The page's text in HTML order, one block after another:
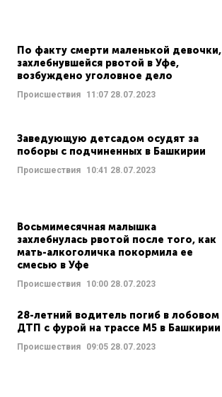
По факту смерти маленькой девочки,
захлебнувшейся рвотой в Уфе,
возбуждено уголовное дело
Происшествия 11:07 28.07.2023
Заведующую детсадом осудят за
поборы с подчиненных в Башкирии
Происшествия 10:41 28.07.2023
Восьмимесячная малышка
захлебнулась рвотой после того, как
мать-алкоголичка покормила ее
смесью в Уфе
Происшествия 10:00 28.07.2023
28-летний водитель погиб в лобовом
ДТП с фурой на трассе М5 в Башкирии
Происшествия 09:05 28.07.2023